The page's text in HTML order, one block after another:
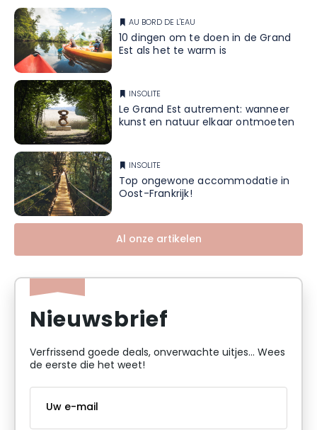
AU BORD DE L'EAU
10 dingen om te doen in de Grand
Est als het te warm is
INSOLITE
Le Grand Est autrement: wanneer
kunst en natuur elkaar ontmoeten
INSOLITE
Top ongewone accommodatie in
Oost-Frankrijk!
Al onze artikelen
Nieuwsbrief
Verfrissend goede deals, onverwachte uitjes... Wees
de eerste die het weet!